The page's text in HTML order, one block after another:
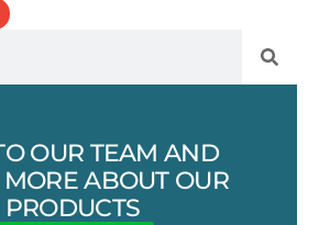
OUR TEAM AND
ABOUT OUR
PRODUCTS